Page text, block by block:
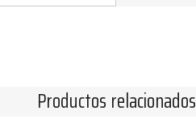
Productos relacionados